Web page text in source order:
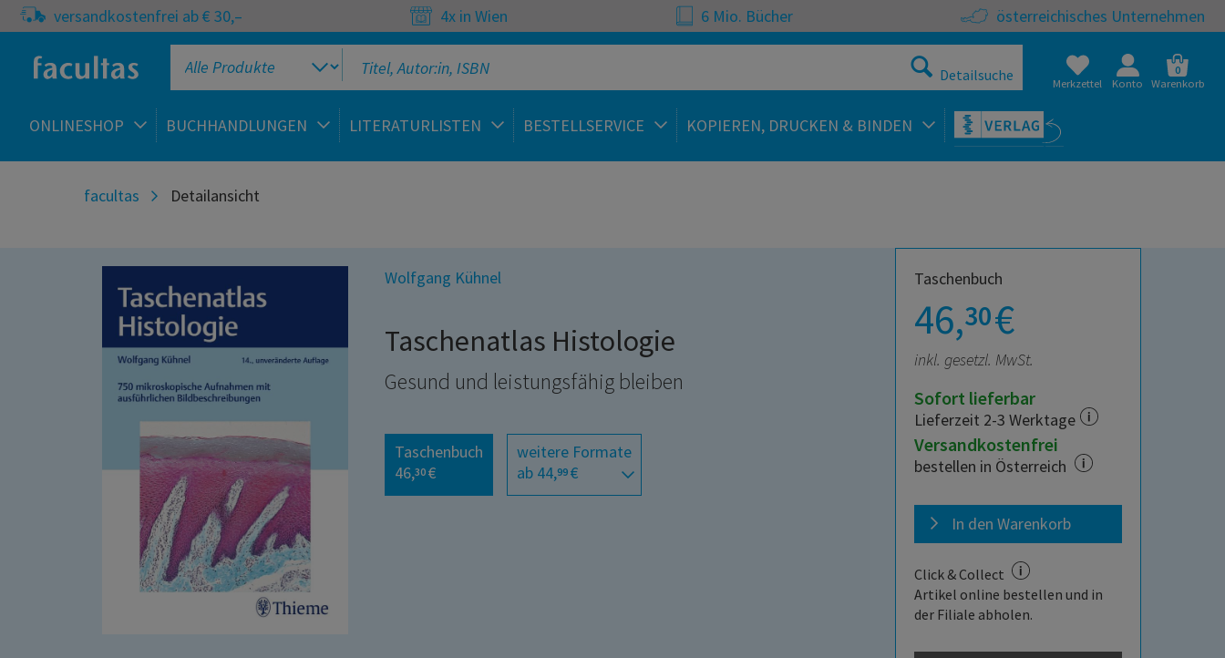
versandkostenfrei ab € 30,– 4x in Wien 6 Mio. Bücher österreichisches Unternehmen
Detailsuche Merkzettel Konto
0
Warenkorb
ONLINESHOP BUCHHANDLUNGEN LITERATURLISTEN BESTELLSERVICE KOPIEREN, DRUCKEN & BINDEN
facultas Detailansicht
Wolfgang Kühnel
Taschenatlas Histologie
Gesund und leistungsfähig bleiben
Taschenbuch
46,30 €
weitere Formate
ab 44,99 €
Taschenbuch
46,30€
inkl. gesetzl. MwSt.
Sofort lieferbar
Lieferzeit 2-3 Werktage
Versandkostenfrei
bestellen in Österreich
In den Warenkorb
Click & Collect
Artikel online bestellen und in
der Filiale abholen.